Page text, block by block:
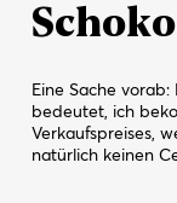
Eine Sache
bedeutet, ich
Verkaufspreises,
natürlich keinen